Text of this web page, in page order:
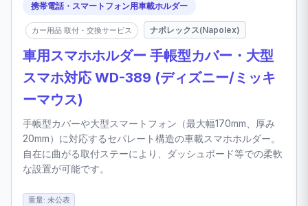
携帯電話・スマートフォン用車載ホルダー
カー用品 取付・交換サービス ナポレックス(Napolex)
車用スマホホルダー 手帳型カバー・大型
スマホ対応 WD-389 (ディズニー/ミッキ
ーマウス)
手帳型カバーや大型スマートフォン（最大幅170mm、厚み
20mm）に対応するセパレート構造の車載スマホホルダー。
自在に曲がる取付ステーにより、ダッシュボード等での柔軟
な設置が可能です。
重量: 未公表